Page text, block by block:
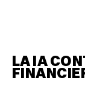
LA IA